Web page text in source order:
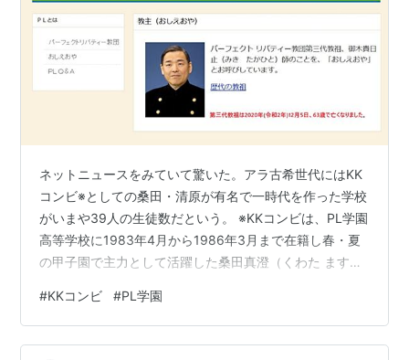
ネットニュースをみていて驚いた。アラ古希世代にはKK
コンビ※としての桑田・清原が有名で一時代を作った学校
がいまや39人の生徒数だという。 ※KKコンビは、PL学園
高等学校に1983年4月から1986年3月まで在籍し春・夏
の甲子園で主力として活躍した桑田真澄（くわた ます
称。由来は2人の名前の頭文字をとったもの。 Wikipedia
より 別の記事によれば野球部どころか学校自体の存続も
厳しいのではと思ってしまう。母体のPL教団の教主がも
#KKコンビ #PL学園